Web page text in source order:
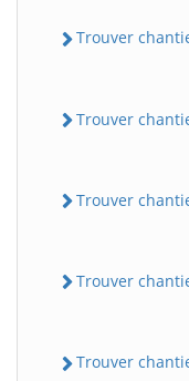
Trouver
Trouver
Trouver
Trouver
Trouver